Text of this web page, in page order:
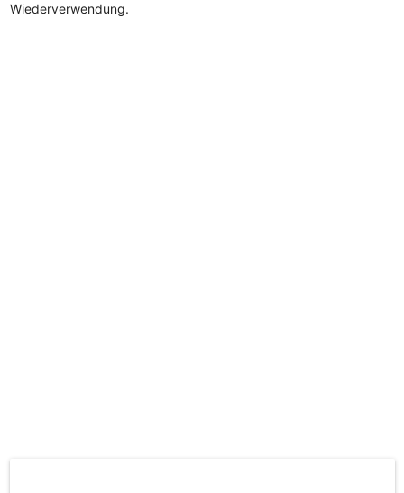
Wiederverwendung.